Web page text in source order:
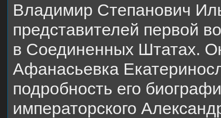
Владимир Степанович
представителей первой
в Соединенных Штатах.
Афанасьевка
подробность его
императорского